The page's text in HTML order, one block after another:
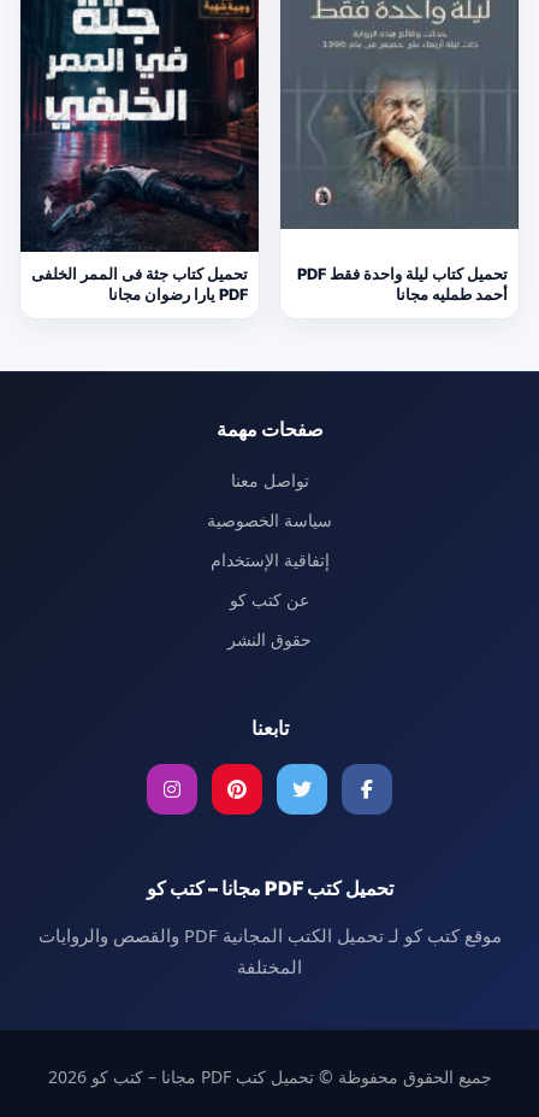
تحميل كتاب ليلة واحدة فقط PDF
أحمد طمليه مجانا
تحميل كتاب جثة فى الممر الخلفى
PDF يارا رضوان مجانا
صفحات مهمة
تواصل معنا
سياسة الخصوصية
إتفاقية الإستخدام
عن كتب كو
حقوق النشر
تابعنا
تحميل كتب PDF مجانا – كتب كو
موقع كتب كو لـ تحميل الكتب المجانية PDF والقصص والروايات
المختلفة
جميع الحقوق محفوظة © تحميل كتب PDF مجانا – كتب كو 2026